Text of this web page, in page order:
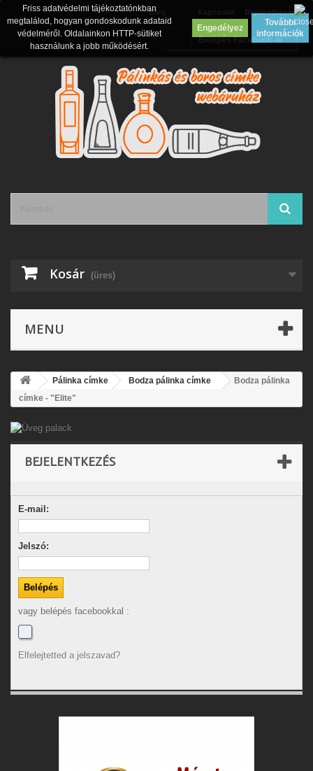
Bejelentkezés
Blog
Belépés Facebook-al
Kosár (üres)
MENU
Friss adatvédelmi tájékoztatónkban
megtalálod, hogyan gondoskodunk adataid
védelméről. Oldalainkon HTTP-sütiket
használunk a jobb működésért.
Engedélyez
További
információk
Pálinka címke Bodza pálinka címke
Bodza pálinka
címke - "Elite"
BEJELENTKEZÉS
E-mail:
Jelszó:
vagy belépés facebookkal :
Elfelejtetted a jelszavad?